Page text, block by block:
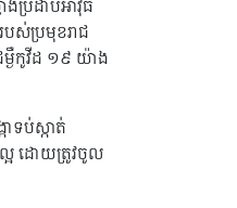
ប្រដាប់អាវុធ
ស់ប្រមុខរាជ
ម្ងឺកូវីដ ១៩ យ៉ាង
ាទប់ស្កាត់
អ ដោយត្រូវចូល